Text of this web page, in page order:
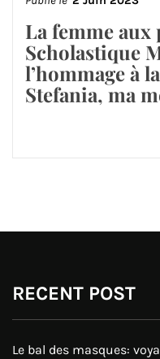
La femme aux
Scholastique
l’hommage à
Stefania, ma
RECENT POST
Le bal des masques: